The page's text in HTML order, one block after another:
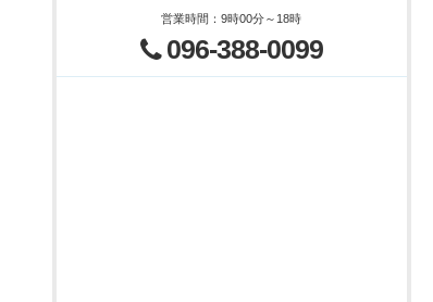
営業時間 ：9時00分～18時
096-388-0099